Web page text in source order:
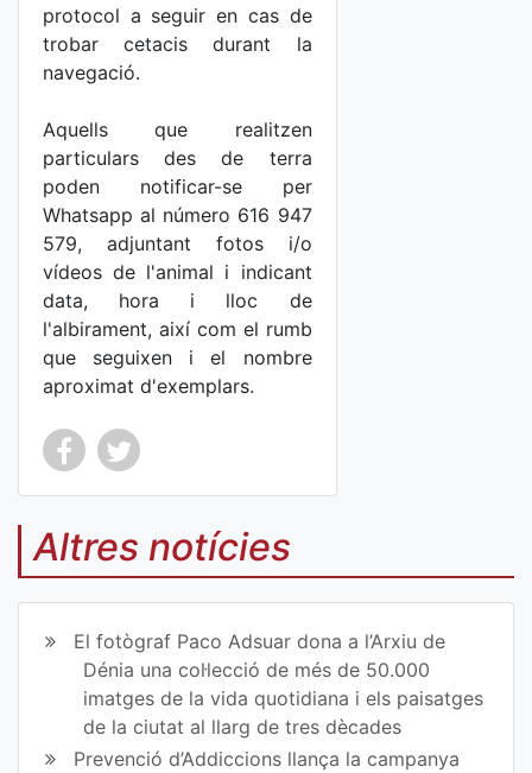
protocol a seguir en cas de
trobar cetacis durant la
navegació.
Aquells que realitzen
particulars des de terra
poden notificar-se per
Whatsapp al número 616 947
579, adjuntant fotos i/o
vídeos de l'animal i indicant
data, hora i lloc de
l'albirament, així com el rumb
que seguixen i el nombre
aproximat d'exemplars.
Co
mp
art
ir
en
Fa
ce
Co
mp
art
ir
en
Tw
itt
Altres notícies
El fotògraf Paco Adsuar dona a l’Arxiu de
Dénia una col·lecció de més de 50.000
imatges de la vida quotidiana i els paisatges
de la ciutat al llarg de tres dècades
Prevenció d’Addiccions llança la campanya